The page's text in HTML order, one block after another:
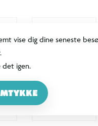
vise dig dine seneste
det igen.